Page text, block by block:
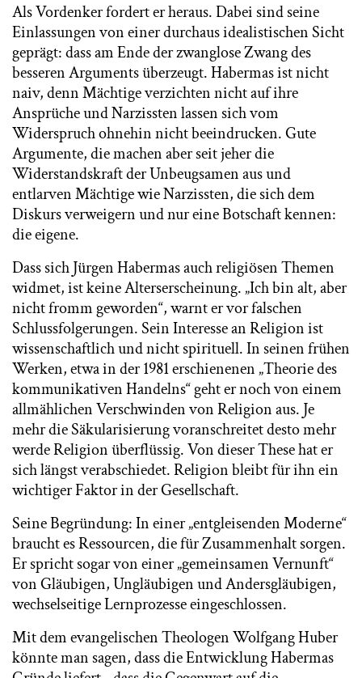
Als Vordenker fordert er heraus. Dabei sind seine
Einlassungen von einer durchaus idealistischen Sicht
geprägt: dass am Ende der zwanglose Zwang des
besseren Arguments überzeugt. Habermas ist nicht
naiv, denn Mächtige verzichten nicht auf ihre
Ansprüche und Narzissten lassen sich vom
Widerspruch ohnehin nicht beeindrucken. Gute
Argumente, die machen aber seit jeher die
Widerstandskraft der Unbeugsamen aus und
entlarven Mächtige wie Narzissten, die sich dem
Diskurs verweigern und nur eine Botschaft kennen:
die eigene.
Dass sich Jürgen Habermas auch religiösen Themen
widmet, ist keine Alterserscheinung. „Ich bin alt, aber
nicht fromm geworden“, warnt er vor falschen
Schlussfolgerungen. Sein Interesse an Religion ist
wissenschaftlich und nicht spirituell. In seinen frühen
Werken, etwa in der 1981 erschienenen „Theorie des
kommunikativen Handelns“ geht er noch von einem
allmählichen Verschwinden von Religion aus. Je
mehr die Säkularisierung voranschreitet desto mehr
werde Religion überflüssig. Von dieser These hat er
sich längst verabschiedet. Religion bleibt für ihn ein
wichtiger Faktor in der Gesellschaft.
Seine Begründung: In einer „entgleisenden Moderne“
braucht es Ressourcen, die für Zusammenhalt sorgen.
Er spricht sogar von einer „gemeinsamen Vernunft“
von Gläubigen, Ungläubigen und Andersgläubigen,
wechselseitige Lernprozesse eingeschlossen.
Mit dem evangelischen Theologen Wolfgang Huber
könnte man sagen, dass die Entwicklung Habermas